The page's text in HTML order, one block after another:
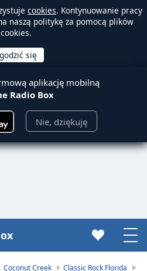
cookies. Kontynuowanie pracy
naszą politykę za pomocą plików
cookies.
aplikację mobilną
Radio Box
Nie, dziękuję
Coconut Creek
Classic Rock Florida